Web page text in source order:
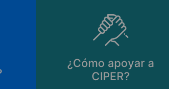
¿Cómo apoyar a
CIPER?